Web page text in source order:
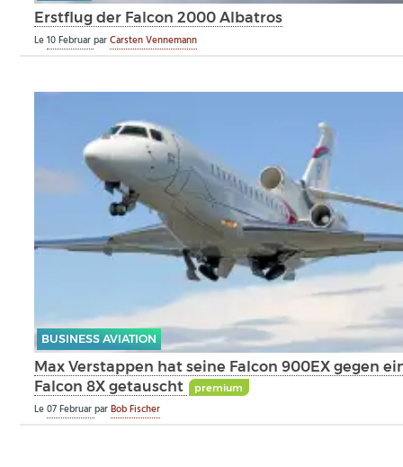
Erstflug der Falcon 2000 Albatros
Le10 FebruarparCarsten Vennemann
BUSINESS AVIATION
Max Verstappen hat seine Falcon 900EX gegen
Falcon 8X getauscht
premium
Le07 FebruarparBob Fischer